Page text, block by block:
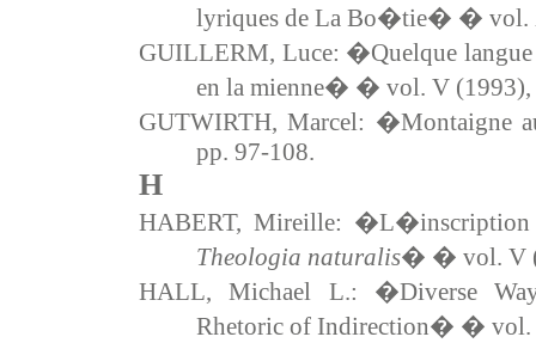
lyriques de La Bo�tie� � vol.
GUILLERM, Luce: �Quelque langue
en la mienne� � vol. V (1993),
GUTWIRTH, Marcel:
pp. 97-108.
H
HABERT, Mireille: �L�inscription
Theologia naturalis� � vol. V
HALL, Michael L.: �Diverse
Rhetoric of Indirection� � vol.